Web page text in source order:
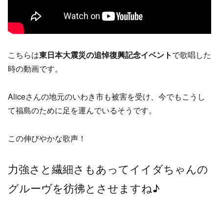
こちらは東日本大震災の追悼復興記念イベントで歌唱した
時の動画です。
Aliceさんの地元のいわき市も被害を受け、今でもこうし
て福島のために足を運んでいるそうです。
この伸びやかな歌声！
力強さと繊細さもあってイイダちゃんの
グルーヴを彷彿とさせますね♪